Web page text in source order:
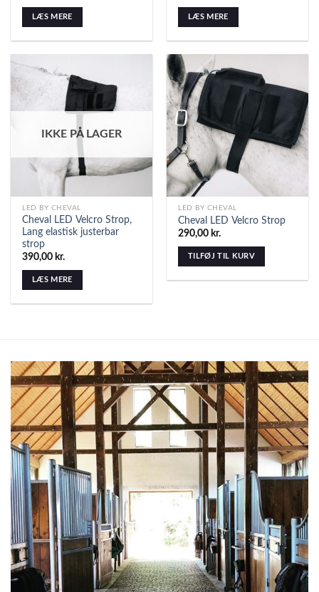
LÆS MERE LÆS MERE
IKKE PÅ LAGER
LED BY CHEVAL
Cheval LED Velcro Strop,
Lang elastisk justerbar
strop
390,00 kr.
LÆS MERE
LED BY CHEVAL
Cheval LED Velcro Strop
290,00 kr.
TILFØJ TIL KURV